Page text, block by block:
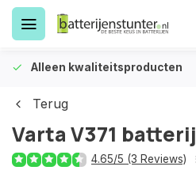
Alleen kwaliteitsproducten
Terug
Varta V371 batterij
4.65/5 (3 Reviews)